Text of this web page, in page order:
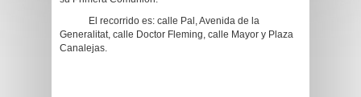
El recorrido es: calle Pal, Avenida de la
Generalitat, calle Doctor Fleming, calle Mayor y Plaza
Canalejas.